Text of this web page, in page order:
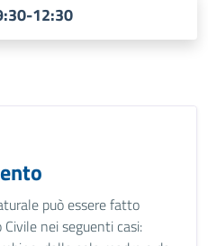
12:30
può essere fatto
nei seguenti casi: